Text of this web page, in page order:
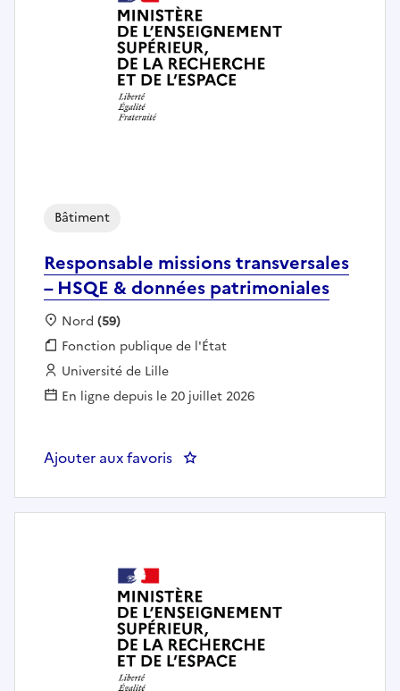
Responsable missions transversales
– HSQE & données patrimoniales
Bâtiment
Localisation :
Nord (59)
Fonction publique :
Fonction publique de l'État
Employeur :
Université de Lille
En ligne depuis le 20 juillet 2026
Ajouter aux favoris : Responsable missions